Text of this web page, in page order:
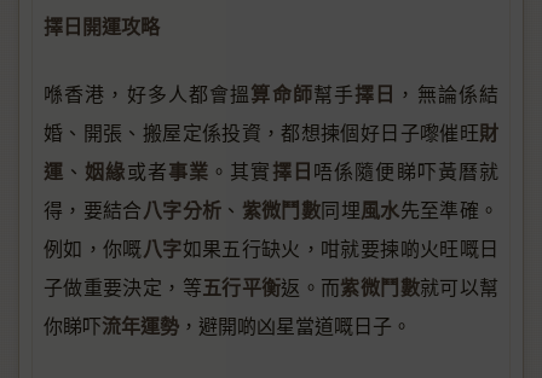
擇日開運攻略
喺香港，好多人都會搵算命師幫手擇日 ，無論係結
婚、開張、搬屋定係投資，都想揀個好日子嚟催旺財
運 、 姻緣或者事業 。其實擇日唔係隨便睇吓黃曆就
得，要結合八字分析 、 紫微鬥數同埋風水先至準確。
例如，你嘅八字如果五行缺火，咁就要揀啲火旺嘅日
子做重要決定，等五行平衡返。而紫微鬥數就可以幫
你睇吓流年運勢 ，避開啲凶星當道嘅日子。